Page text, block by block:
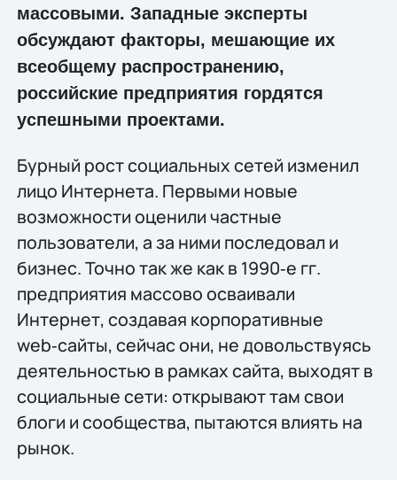
массовыми. Западные эксперты
обсуждают факторы, мешающие их
всеобщему распространению,
российские предприятия гордятся
успешными проектами.
Бурный рост социальных сетей изменил
лицо Интернета. Первыми новые
возможности оценили частные
пользователи, а за ними последовал и
бизнес. Точно так же как в 1990‑е гг.
предприятия массово осваивали
Интернет, создавая корпоративные
web‑сайты, сейчас они, не довольствуясь
деятельностью в рамках сайта, выходят в
социальные сети: открывают там свои
блоги и сообщества, пытаются влиять на
рынок.